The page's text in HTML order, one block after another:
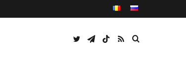
Caută
RSS
TikTok
Telegram
Twitter